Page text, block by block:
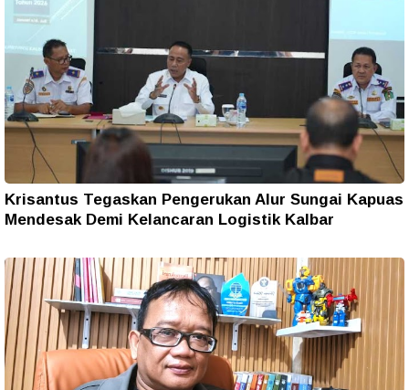
Krisantus Tegaskan Pengerukan Alur Sungai Kapuas
Mendesak Demi Kelancaran Logistik Kalbar